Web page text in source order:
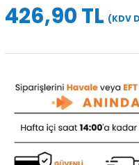
426,90 TL (KDV